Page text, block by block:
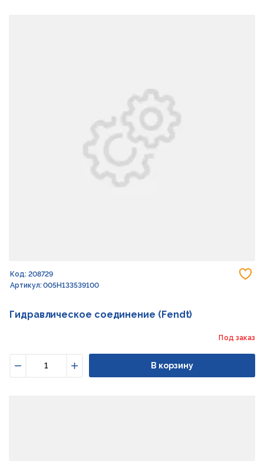
Код: 208729
Артикул: 005H133539100
Гидравлическое соединение (Fendt)
Под заказ
Увеличить
В корзину